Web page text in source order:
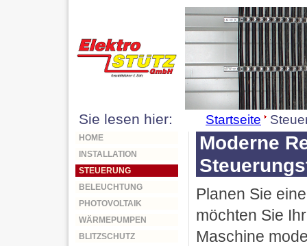
Sie lesen hier: Startseite
HOME
INSTALLATION
STEUERUNG
BELEUCHTUNG
PHOTOVOLTAIK
WÄRMEPUMPEN
BLITZSCHUTZ
Moderne
Planen Sie
möchten Sie
Maschine